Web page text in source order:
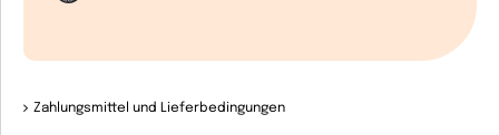
Zahlungsmittel und Lieferbedingungen